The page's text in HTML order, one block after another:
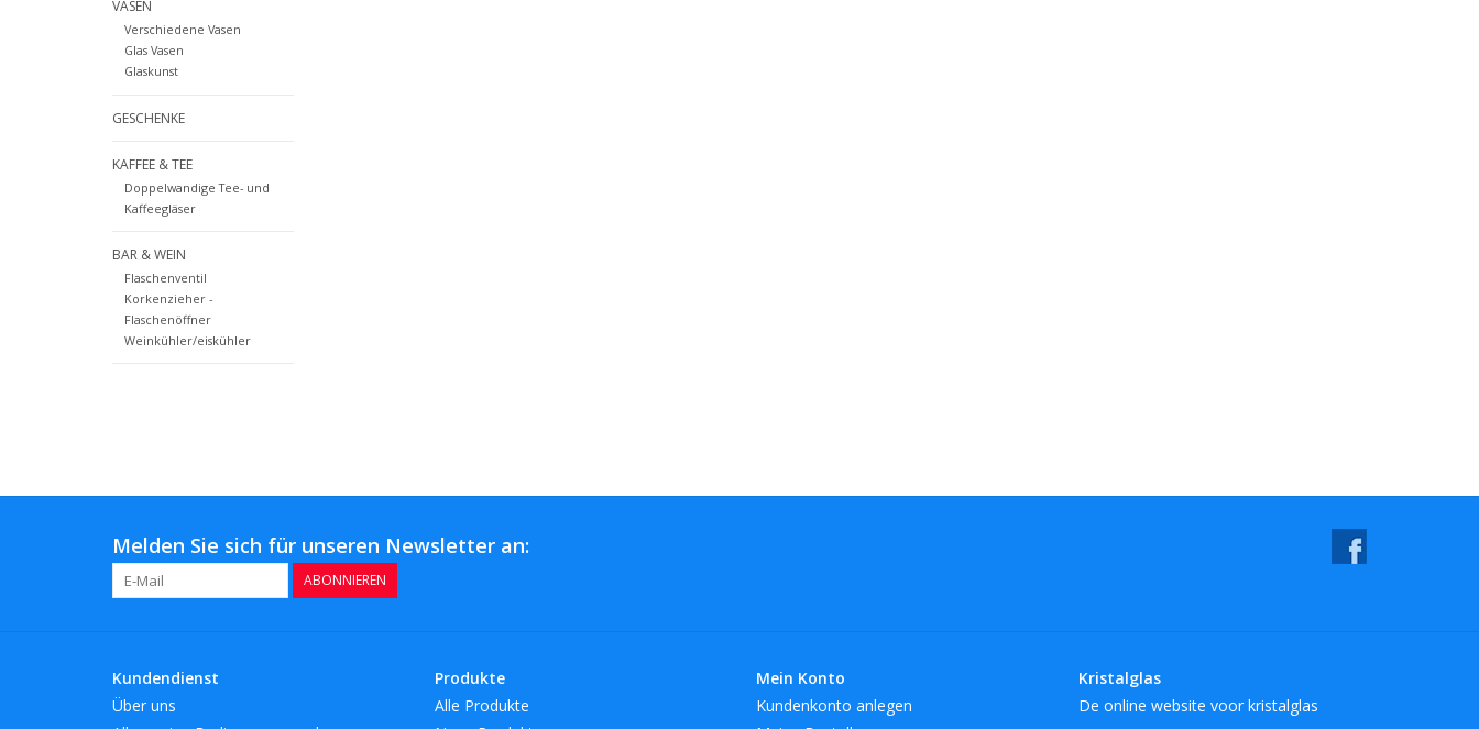
VASEN
Verschiedene Vasen
Glas Vasen
Glaskunst
GESCHENKE
KAFFEE & TEE
Doppelwandige Tee- und
Kaffeegläser
BAR & WEIN
Flaschenventil
Korkenzieher -
Flaschenöffner
Weinkühler/eiskühler
Melden Sie sich für unseren Newsletter an:
ABONNIEREN
Kundendienst
Über uns
Produkte
Alle Produkte
Mein Konto
Kundenkonto anlegen
Kristalglas
De online website voor kristalglas